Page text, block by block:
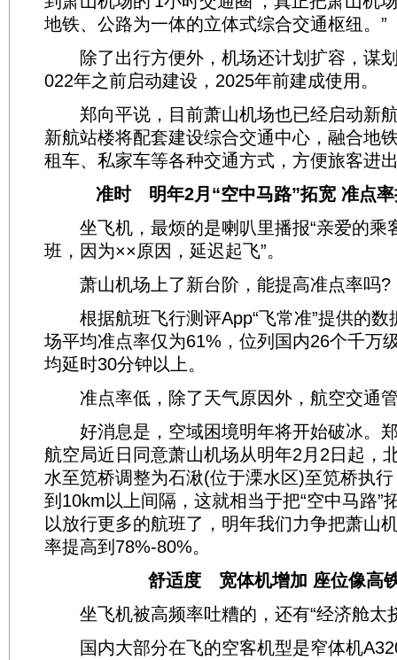
地铁、公路为一体的立体式综合交通枢纽。”
除了出行方便外，机场还计划扩容，谋
022年之前启动建设，2025年前建成使用。
郑向平说，目前萧山机场也已经启动新
新航站楼将配套建设综合交通中心，融合地
租车、私家车等各种交通方式，方便旅客进
准时 明年2月“空中马路”拓宽 准点
坐飞机，最烦的是喇叭里播报“亲爱的乘
班，因为××原因，延迟起飞”。
萧山机场上了新台阶，能提高准点率吗?
根据航班飞行测评App“飞常准”提供的数
场平均准点率仅为61%，位列国内26个千万
均延时30分钟以上。
准点率低，除了天气原因外，航空交通
好消息是，空域困境明年将开始破冰。
航空局近日同意萧山机场从明年2月2日起，
水至笕桥调整为石湫(位于溧水区)至笕桥执
到10km以上间隔，这就相当于把“空中马路”
以放行更多的航班了，明年我们力争把萧山
率提高到78%-80%。
舒适度 宽体机增加 座位像高
坐飞机被高频率吐糟的，还有“经济舱太
国内大部分在飞的空客机型是窄体机